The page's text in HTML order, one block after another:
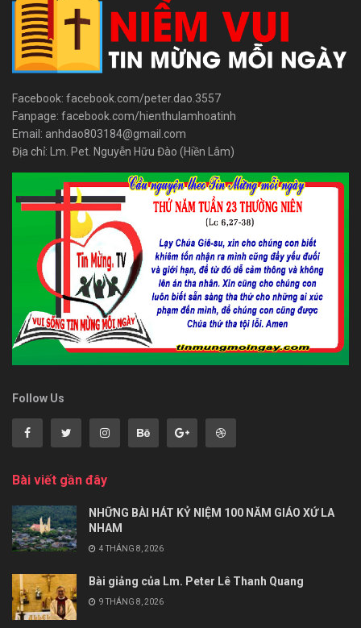
Facebook: facebook.com/peter.dao.3557
Fanpage: facebook.com/hienthulamhoatinh
Email: anhdao803184@gmail.com
Địa chỉ: Lm. Pet. Nguyễn Hữu Đào (Hiền Lâm)
Follow Us
Bài viết gần đây
NHỮNG BÀI HÁT KỶ NIỆM 100 NĂM GIÁO XỨ LA
NHAM
4 THÁNG 8, 2026
Bài giảng của Lm. Peter Lê Thanh Quang
9 THÁNG 8, 2026